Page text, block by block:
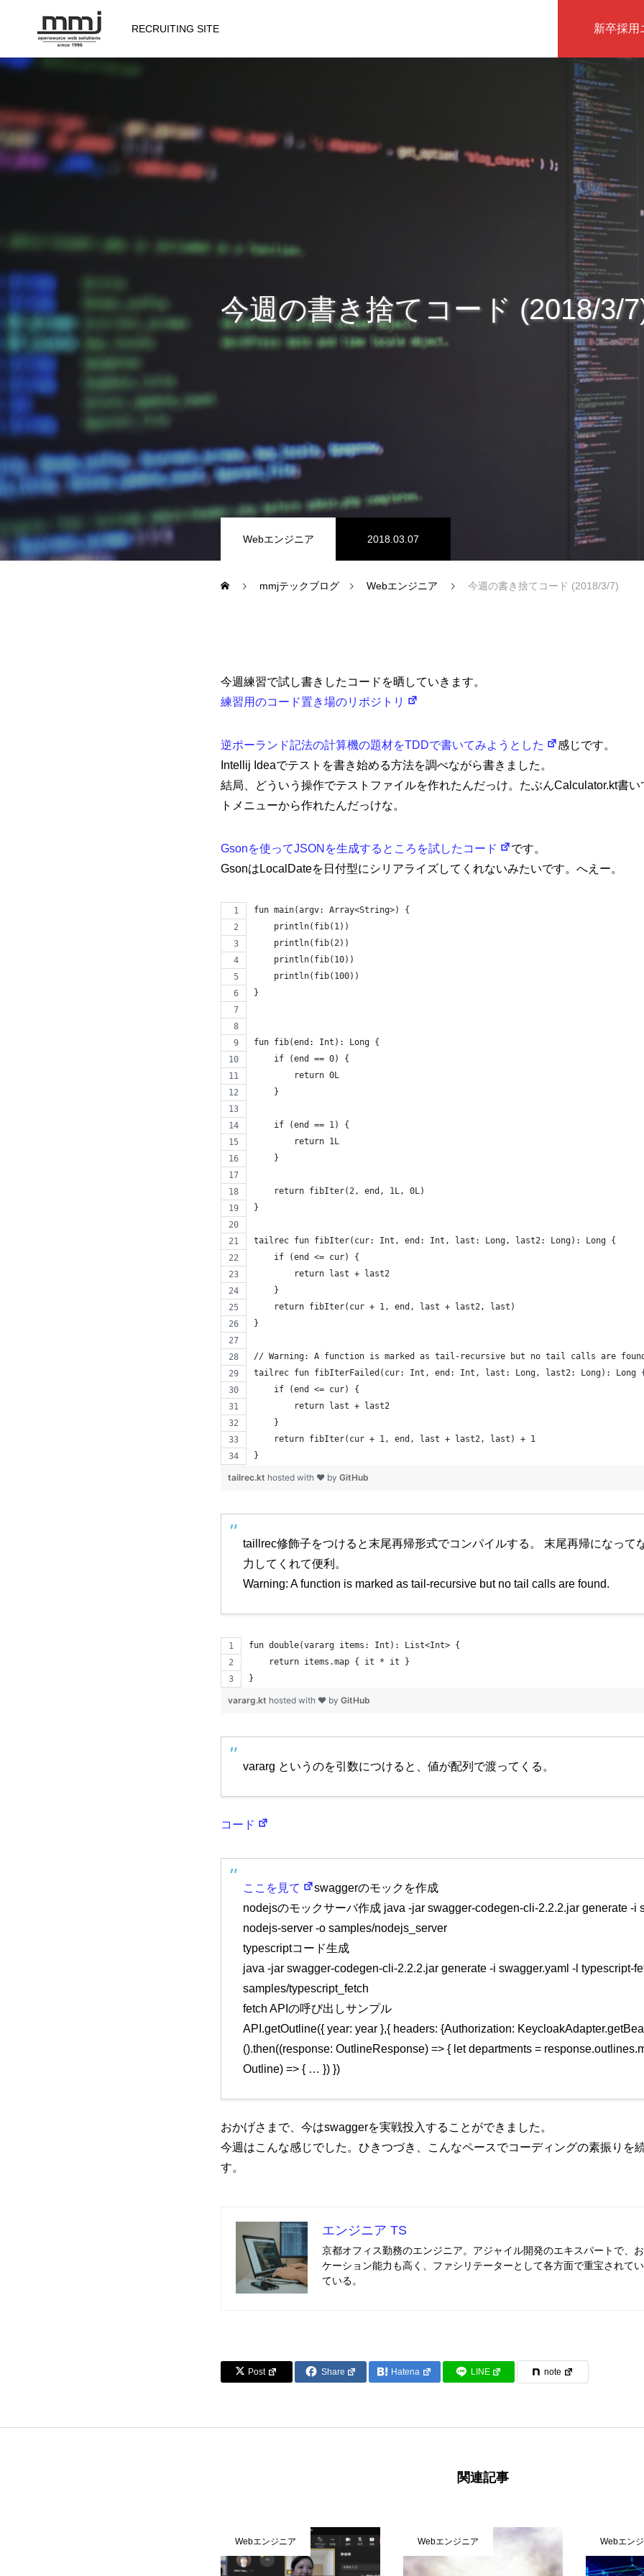
RECRUITING SITE 新卒採用
会社を知る
仕事を知る
教務システム開発 プログラマーの1週間
Webエンジニア・プログラマー フロントエンドエンジニア 【正社員】Webデザイナー
Webディレクター
mmjコーポレートサイト
お問合せ 個人情報取扱い方針 サイトマップ
今週の書き捨てコード (2018/3/
Webエンジニア 2018.03.07
mmjテックブログ Webエンジニア 今週の書き捨てコード (2018/3/7)
今週練習で試し書きしたコードを晒していきます。
練習用のコード置き場のリポジトリ
逆ポーランド記法の計算機の題材をTDDで書いてみようとした
感じです。
Intellij Ideaでテストを書き始める方法を調べながら書きました。
結局、どういう操作でテストファイルを作れたんだっけ。たぶんCalculator.kt書い
トメニューから作れたんだっけな。
Gsonを使ってJSONを生成するところを試したコード
です。
GsonはLocalDateを日付型にシリアライズしてくれないみたいです。へえー。
fun main(argv: Array<String>) {
    println(fib(1))
    println(fib(2))
    println(fib(10))
    println(fib(100))
}
fun fib(end: Int): Long {
    if (end == 0) {
        return 0L
    }
    if (end == 1) {
        return 1L
    }
    return fibIter(2, end, 1L, 0L)
}
tailrec fun fibIter(cur: Int, end: Int, last: Long, last2: Long): Long {
    if (end <= cur) {
        return last + last2
    }
    return fibIter(cur + 1, end, last + last2, last)
}
// Warning: A function is marked as tail-recursive but no tail calls are
tailrec fun fibIterFailed(cur: Int, end: Int, last: Long, last2: Long): Long {
    if (end <= cur) {
        return last + last2
    }
    return fibIter(cur + 1, end, last + last2, last) + 1
}
tailrec.kt hosted with ❤ by GitHub
taillrec修飾子をつけると末尾再帰形式でコンパイルする。 末尾再帰になって
力してくれて便利。
Warning: A function is marked as tail-recursive but no tail calls are found.
fun double(vararg items: Int): List<Int> {
    return items.map { it * it }
}
vararg.kt hosted with ❤ by GitHub
vararg というのを引数につけると、値が配列で渡ってくる。
コード
ここを見て
swaggerのモックを作成
nodejsのモックサーバ作成 java -jar swagger-codegen-cli-2.2.2.jar generate -i
nodejs-server -o samples/nodejs_server
typescriptコード生成
java -jar swagger-codegen-cli-2.2.2.jar generate -i swagger.yaml -l typescript-
samples/typescript_fetch
fetch APIの呼び出しサンプル
API.getOutline({ year: year },{ headers: {Authorization:
().then((response: OutlineResponse) => { let departments =
Outline) => { … }) })
おかげさまで、今はswaggerを実戦投入することができました。
今週はこんな感じでした。ひきつづき、こんなペースでコーディングの素振りを
す。
エンジニア TS
京都オフィス勤務のエンジニア。アジャイル開発のエキスパートで、
ケーション能力も高く、ファシリテーターとして各方面で重宝されて
ている。
Post Share Hatena LINE note
関連記事
Webエンジニア Webエンジニア Webエン